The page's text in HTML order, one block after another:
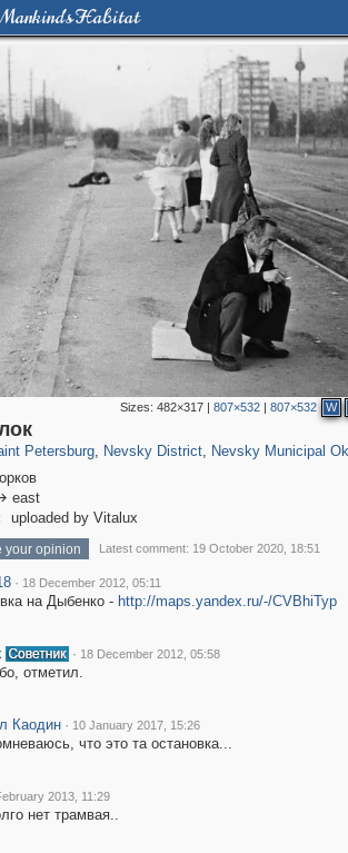
Habitat
Sizes:482×317 |807×532 |807×532 W
Petersburg
5,714
, Nevsky District, Nevsky Municipal
east
uploaded by Vitalux
your opinion Latest comment: 19 October 2020, 18:51
· 18 December 2012, 05:11
на Дыбенко - http://maps.yandex.ru/-/CVBhiTyp
· 18 December 2012, 05:58
отметил.
Каодин · 10 January 2017, 15:26
что это та остановка...
2013, 11:29
нет трамвая..